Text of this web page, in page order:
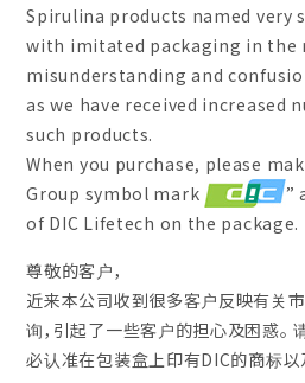
Spirulina products named very
with imitated packaging in the
misunderstanding and
as we have received increased
such products.
When you purchase, please
Group symbol mark
”
of DIC Lifetech on the package.
尊敬的客户，
近来本公司收到很多客户反映有关
询，引起了一些客户的担心及困惑。
必认准在包装盒上印有DIC的商标